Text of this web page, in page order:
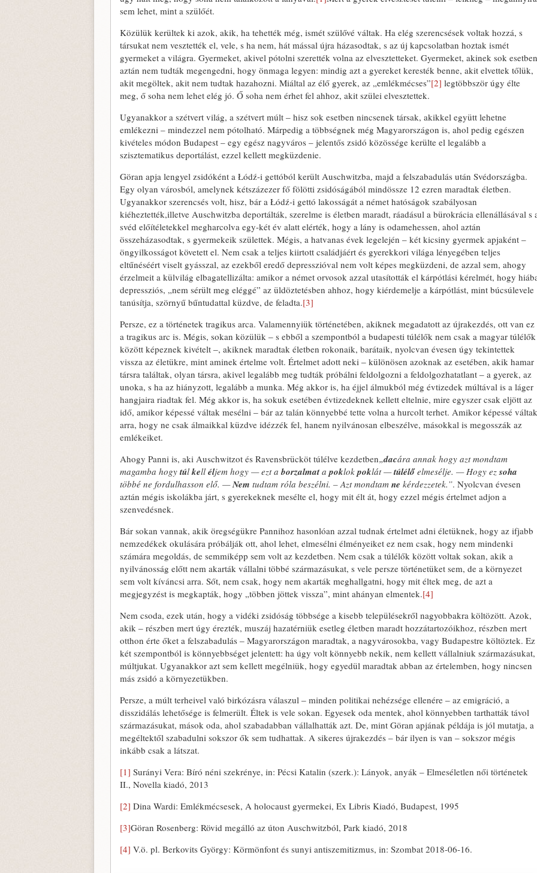
sem lehet, mint a szülőét.
Közülük kerültek ki azok, akik, ha tehették még, ismét szülővé váltak. Ha elég szerencsések voltak hozzá, s
társukat nem vesztették el, vele, s ha nem, hát mással újra házasodtak, s az új kapcsolatban hoztak ismét
gyermeket a világra. Gyermeket, akivel pótolni szerették volna az elvesztetteket. Gyermeket, akinek sok esetben
aztán nem tudták megengedni, hogy önmaga legyen: mindig azt a gyereket keresték benne, akit elvettek tőlük,
akit megöltek, akit nem tudtak hazahozni. Miáltal az élő gyerek, az „emlékmécses”[2] legtöbbször úgy élte
meg, ő soha nem lehet elég jó. Ő soha nem érhet fel ahhoz, akit szülei elvesztettek.
Ugyanakkor a szétvert világ, a szétvert múlt ‒ hisz sok esetben nincsenek társak, akikkel együtt lehetne
emlékezni – mindezzel nem pótolható. Márpedig a többségnek még Magyarországon is, ahol pedig egészen
kivételes módon Budapest – egy egész nagyváros – jelentős zsidó közössége kerülte el legalább a
szisztematikus deportálást, ezzel kellett megküzdenie.
Göran apja lengyel zsidóként a Łódź-i gettóból került Auschwitzba, majd a felszabadulás után Svédországba.
Egy olyan városból, amelynek kétszázezer fő fölötti zsidóságából mindössze 12 ezren maradtak életben.
Ugyanakkor szerencsés volt, hisz, bár a Łódź-i gettó lakosságát a német hatóságok szabályosan
kiéheztették,illetve Auschwitzba deportálták, szerelme is életben maradt, ráadásul a bürokrácia ellenállásával s
svéd előítéletekkel megharcolva egy-két év alatt elérték, hogy a lány is odamehessen, ahol aztán
összeházasodtak, s gyermekeik születtek. Mégis, a hatvanas évek legelején – két kicsiny gyermek apjaként –
öngyilkosságot követett el. Nem csak a teljes kiirtott családjáért és gyerekkori világa lényegében teljes
eltűnéséért viselt gyásszal, az ezekből eredő depresszióval nem volt képes megküzdeni, de azzal sem, ahogy
érzelmeit a külvilág elbagatellizálta: amikor a német orvosok azzal utasították el kárpótlási kérelmét, hogy
depressziós, „nem sérült meg eléggé” az üldöztetésben ahhoz, hogy kiérdemelje a kárpótlást, mint búcsúlevele
tanúsítja, szörnyű bűntudattal küzdve, de feladta.[3]
Persze, ez a történetek tragikus arca. Valamennyiük történetében, akiknek megadatott az újrakezdés, ott van ez
a tragikus arc is. Mégis, sokan közülük ‒ s ebből a szempontból a budapesti túlélők nem csak a magyar túlélők
között képeznek kivételt ‒, akiknek maradtak életben rokonaik, barátaik, nyolcvan évesen úgy tekintettek
vissza az életükre, mint aminek értelme volt. Értelmet adott neki ‒ különösen azoknak az esetében, akik hamar
társra találtak, olyan társra, akivel legalább meg tudták próbálni feldolgozni a feldolgozhatatlant ‒ a gyerek, az
unoka, s ha az hiányzott, legalább a munka. Még akkor is, ha éjjel álmukból még évtizedek múltával is a láger
hangjaira riadtak fel. Még akkor is, ha sokuk esetében évtizedeknek kellett eltelnie, mire egyszer csak eljött az
idő, amikor képessé váltak mesélni ‒ bár az talán könnyebbé tette volna a hurcolt terhet. Amikor képessé váltak
arra, hogy ne csak álmaikkal küzdve idézzék fel, hanem nyilvánosan elbeszélve, másokkal is megosszák az
emlékeiket.
Ahogy Panni is, aki Auschwitzot és Ravensbrücköt túlélve kezdetben„dacára annak hogy azt mondtam
magamba hogy túlkell éljem hogy — ezt a borzalmatapoklokpoklát —túlélőelmesélje. — Hogy ezsoha
többé ne fordulhasson elő. —Nem tudtam róla beszélni. – Azt mondtam ne kérdezzetek.”. Nyolcvan évesen
aztán mégis iskolákba járt, s gyerekeknek mesélte el, hogy mit élt át, hogy ezzel mégis értelmet adjon a
szenvedésnek.
Bár sokan vannak, akik öregségükre Pannihoz hasonlóan azzal tudnak értelmet adni életüknek, hogy az ifjabb
nemzedékek okulására próbálják ott, ahol lehet, elmesélni élményeiket ez nem csak, hogy nem mindenki
számára megoldás, de semmiképp sem volt az kezdetben. Nem csak a túlélők között voltak sokan, akik a
nyilvánosság előtt nem akarták vállalni többé származásukat, s vele persze történetüket sem, de a környezet
sem volt kíváncsi arra. Sőt, nem csak, hogy nem akarták meghallgatni, hogy mit éltek meg, de azt a
megjegyzést is megkapták, hogy „többen jöttek vissza”, mint ahányan elmentek.[4]
Nem csoda, ezek után, hogy a vidéki zsidóság többsége a kisebb településekről nagyobbakra költözött. Azok,
akik ‒ részben mert úgy érezték, muszáj hazatérniük esetleg életben maradt hozzátartozóikhoz, részben mert
otthon érte őket a felszabadulás ‒ Magyarországon maradtak, a nagyvárosokba, vagy Budapestre költöztek. Ez
két szempontból is könnyebbséget jelentett: ha úgy volt könnyebb nekik, nem kellett vállalniuk származásukat,
múltjukat. Ugyanakkor azt sem kellett megélniük, hogy egyedül maradtak abban az értelemben, hogy nincsen
más zsidó a környezetükben.
Persze, a múlt terheivel való birkózásra válaszul ‒ minden politikai nehézsége ellenére ‒ az emigráció, a
disszidálás lehetősége is felmerült. Éltek is vele sokan. Egyesek oda mentek, ahol könnyebben tarthatták távol
származásukat, mások oda, ahol szabadabban vállalhatták azt. De, mint Göran apjának példája is jól mutatja, a
megéltektől szabadulni sokszor ők sem tudhattak. A sikeres újrakezdés – bár ilyen is van – sokszor mégis
inkább csak a látszat.
[1] Surányi Vera: Bíró néni szekrénye, in: Pécsi Katalin (szerk.): Lányok, anyák – Elmeséletlen női történetek
II., Novella kiadó, 2013
[2] Dina Wardi: Emlékmécsesek, A holocaust gyermekei, Ex Libris Kiadó, Budapest, 1995
[3]Göran Rosenberg: Rövid megálló az úton Auschwitzból, Park kiadó, 2018
[4] V.ö. pl. Berkovits György: Körmönfont és sunyi antiszemitizmus, in: Szombat 2018-06-16.